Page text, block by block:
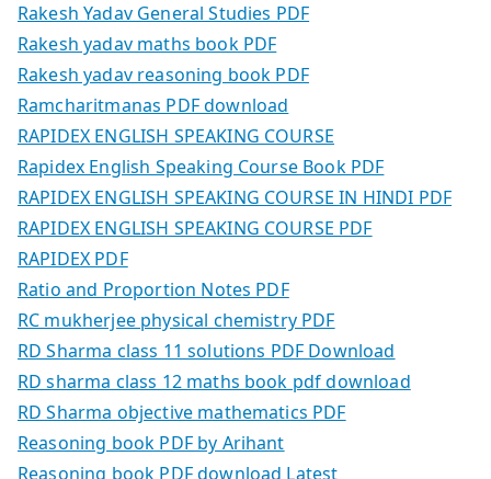
Rakesh Yadav General Studies PDF
Rakesh yadav maths book PDF
Rakesh yadav reasoning book PDF
Ramcharitmanas PDF download
RAPIDEX ENGLISH SPEAKING COURSE
Rapidex English Speaking Course Book PDF
RAPIDEX ENGLISH SPEAKING COURSE IN HINDI PDF
RAPIDEX ENGLISH SPEAKING COURSE PDF
RAPIDEX PDF
Ratio and Proportion Notes PDF
RC mukherjee physical chemistry PDF
RD Sharma class 11 solutions PDF Download
RD sharma class 12 maths book pdf download
RD Sharma objective mathematics PDF
Reasoning book PDF by Arihant
Reasoning book PDF download Latest